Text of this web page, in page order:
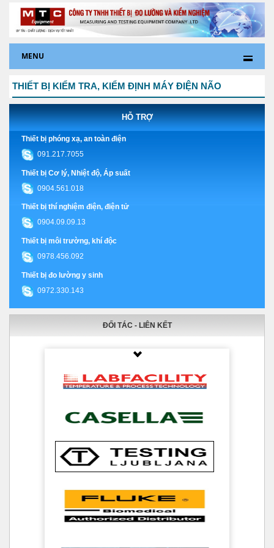
MENU
THIẾT BỊ KIỂM TRA, KIỂM ĐỊNH MÁY ĐIỆN NÃO
HỖ TRỢ
Thiết bị phóng xạ, an toàn điện
091.217.7055
Thiết bị Cơ lý, Nhiệt độ, Áp suất
0904.561.018
Thiết bị thí nghiệm điện, điện tử
0904.09.09.13
Thiết bị môi trường, khí độc
0978.456.092
Thiết bị đo lường y sinh
0972.330.143
ĐỐI TÁC - LIÊN KẾT